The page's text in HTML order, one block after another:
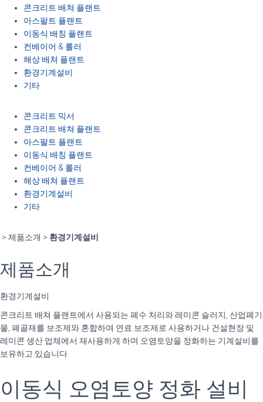
콘크리트 배쳐 플랜트
아스팔트 플랜트
이동식 배칭 플랜트
컨베이어 & 롤러
해상 배쳐 플랜트
환경기계설비
기타
콘크리트 믹서
콘크리트 배쳐 플랜트
아스팔트 플랜트
이동식 배칭 플랜트
컨베이어 & 롤러
해상 배쳐 플랜트
환경기계설비
기타
> 제품소개 > 환경기계설비
제품소개
환경기계설비
콘크리트 배쳐 플랜트에서 사용되는 폐수 처리와 레미콘 슬러지, 산업폐기
물, 폐골재를 보조제와 혼합하여 연료 보조제로 사용하거나 건설현장 및
레미콘 생산 업체에서 재사용하게 하며 오염토양을 정화하는 기계설비를
보유하고 있습니다.
이동식 오염토양 정화 설비